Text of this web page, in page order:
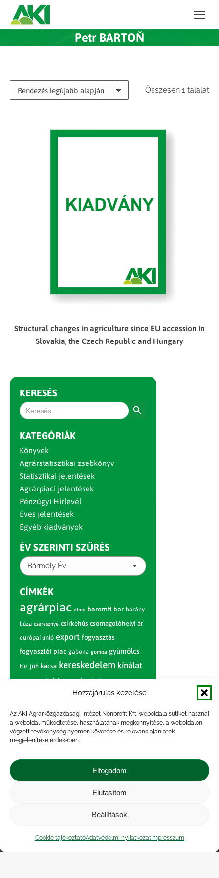
Hozzájárulás kezelése
Az AKI Agrárközgazdasági Intézet Nonprofit Kft. weboldala sütiket használ
a weboldal működtetése, használatának megkönnyítése, a weboldalon
végzett tevékenység nyomon követése és releváns ajánlatok
megjelenítése érdekében.
Elfogadom
Elutasítom
Beállítások
Cookie tájékoztatóAdatvédelmi nyilatkozatImpresszum
Petr BARTOŇ
Összesen 1 találat
Structural changes in agriculture since EU accession in
Slovakia, the Czech Republic and Hungary
KERESÉS
Search
for:
KATEGÓRIÁK
Könyvek
Agrárstatisztikai zsebkönyv
Statisztikai jelentések
Agrárpiaci jelentések
Pénzügyi Hírlevél
Éves jelentések
Egyéb kiadványok
ÉV SZERINTI SZŰRÉS
Bármely Év
CÍMKÉK
agrárpiac alma baromfi bor bárány
búza cseresznye csirkehús csomagolóhelyi ár
európai unió export fogyasztás
fogyasztói piac gabona gomba gyümölcs
hús juh kacsa kereskedelem kínálat
körte marhahús nagybani piac narancs
nemzetközi árinformációk
paradicsom piac piaci jelentés
pulyka pulykahús sertés sertéshús
szarvasmarha termelés
termelői
zöldség árak
átlagárértékesítési ár
Közérdekű adatok
| Adatvédelmi nyilatkozat
|